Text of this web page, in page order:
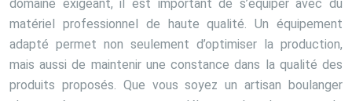
domaine exigeant, il est important de s’équiper avec du
matériel professionnel de haute qualité. Un équipement
adapté permet non seulement d’optimiser la production,
mais aussi de maintenir une constance dans la qualité des
produits proposés. Que vous soyez un artisan boulanger